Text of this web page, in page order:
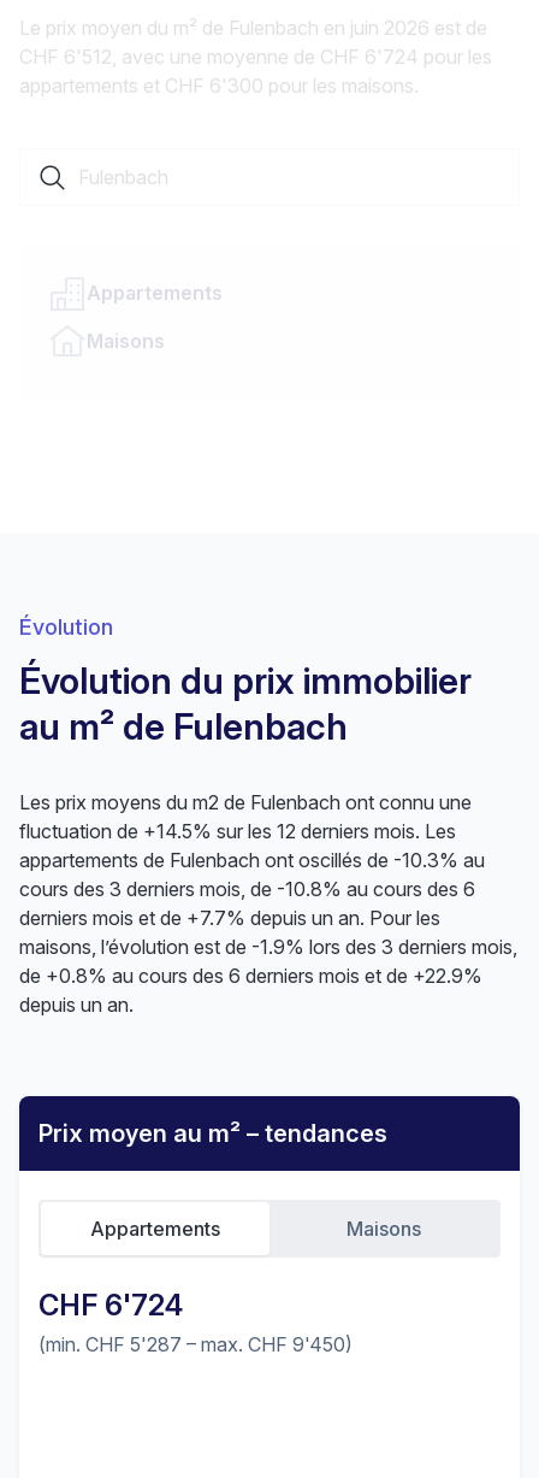
Le prix moyen du m² de Fulenbach en juin 2026 est de
CHF 6'512, avec une moyenne de CHF 6'724 pour les
appartements et CHF 6'300 pour les maisons.
Appartements
Maisons
Évolution
Évolution du prix immobilier
au m² de Fulenbach
Les prix moyens du m2 de Fulenbach ont connu une
fluctuation de +14.5% sur les 12 derniers mois. Les
appartements de Fulenbach ont oscillés de -10.3% au
cours des 3 derniers mois, de -10.8% au cours des 6
derniers mois et de +7.7% depuis un an. Pour les
maisons, l’évolution est de -1.9% lors des 3 derniers mois,
de +0.8% au cours des 6 derniers mois et de +22.9%
depuis un an.
Prix moyen au m² – tendances
CHF 6'724
(min. CHF 5'287 – max. CHF 9'450)
Appartements Maisons